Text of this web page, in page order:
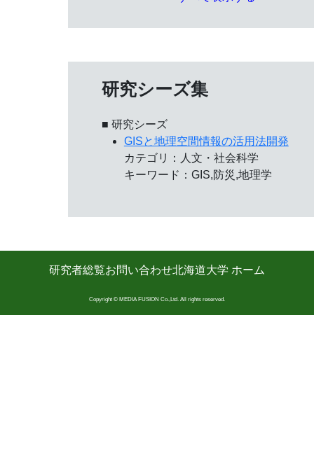
研究シーズ集
■ 研究シーズ
GISと地理空間情報の活用法開発
カテゴリ：人文・社会科学
キーワード：GIS,防災,地理学
研究者総覧お問い合わせ北海道大学 ホーム
Copyright © MEDIA FUSION Co.,Ltd. All rights reserved.